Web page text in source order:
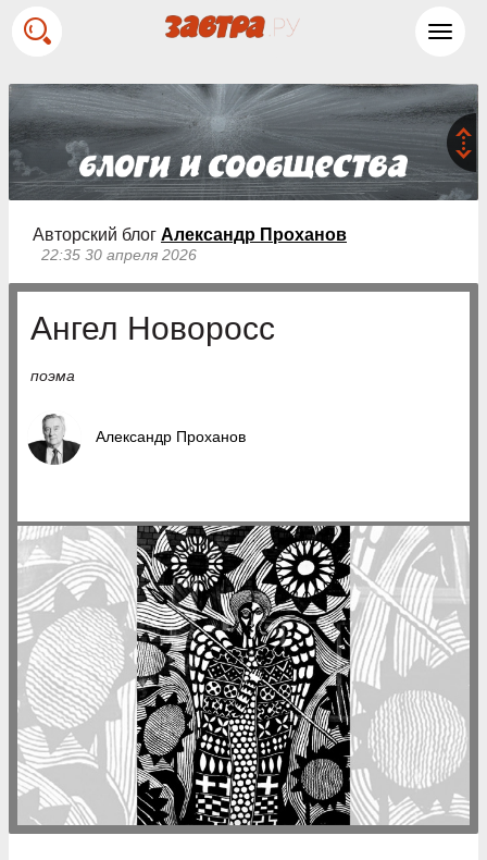
Авторский блог Александр Проханов
22:35 30 апреля 2026
Ангел Новоросс
поэма
Александр Проханов